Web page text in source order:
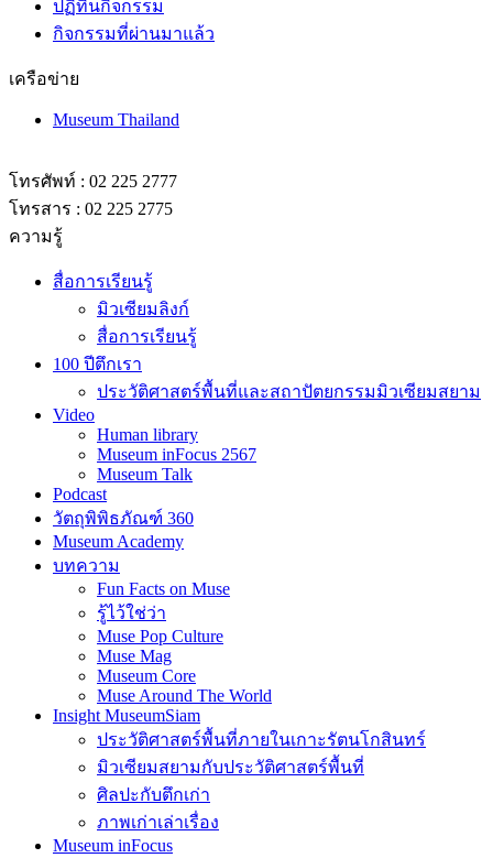
ปฏิทินกิจกรรม
กิจกรรมที่ผ่านมาแล้ว
เครือข่าย
Museum Thailand
โทรศัพท์ : 02 225 2777
โทรสาร : 02 225 2775
ความรู้
สื่อการเรียนรู้
มิวเซียมลิงก์
สื่อการเรียนรู้
100 ปีตึกเรา
ประวัติศาสตร์พื้นที่และสถาปัตยกรรมมิวเซียมสยาม
Video
Human library
Museum inFocus 2567
Museum Talk
Podcast
วัตถุพิพิธภัณฑ์ 360
Museum Academy
บทความ
Fun Facts on Muse
รู้ไว้ใช่ว่า
Muse Pop Culture
Muse Mag
Museum Core
Muse Around The World
Insight MuseumSiam
ประวัติศาสตร์พื้นที่ภายในเกาะรัตนโกสินทร์
มิวเซียมสยามกับประวัติศาสตร์พื้นที่
ศิลปะกับตึกเก่า
ภาพเก่าเล่าเรื่อง
Museum inFocus